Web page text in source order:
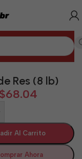
Ávila
Res (8 lb)
$68.04
Al Carrito
Ahora